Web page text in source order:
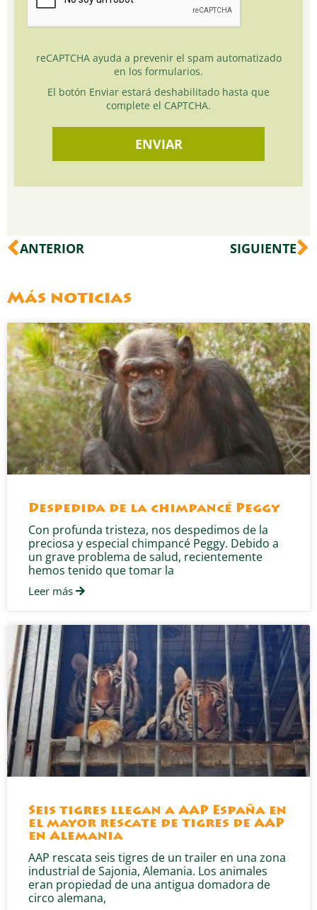
reCAPTCHA ayuda a prevenir el spam automatizado
en los formularios.
El botón Enviar estará deshabilitado hasta que
complete el CAPTCHA.
Ant
ANTERIOR SIGUIENTE
Más noticias
Despedida de la chimpancé Peggy
Con profunda tristeza, nos despedimos de la
preciosa y especial chimpancé Peggy. Debido a
un grave problema de salud, recientemente
hemos tenido que tomar la
Leer más
Seis tigres llegan a AAP España en
el mayor rescate de tigres de AAP
en Alemania
AAP rescata seis tigres de un trailer en una zona
industrial de Sajonia, Alemania. Los animales
eran propiedad de una antigua domadora de
circo alemana,